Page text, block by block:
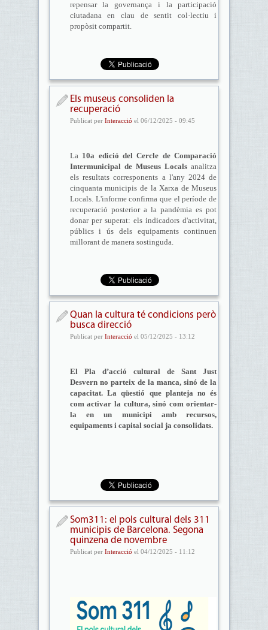
repensar la governança i la participació
ciutadana en clau de sentit col·lectiu i
propòsit compartit.
Els museus consoliden la
recuperació
Publicat per Interacció el 06/12/2025 - 09:45
La 10a edició del Cercle de Comparació
Intermunicipal de Museus Locals analitza
els resultats corresponents a l'any 2024 de
cinquanta municipis de la Xarxa de Museus
Locals. L'informe confirma que el període de
recuperació posterior a la pandèmia es pot
donar per superat: els indicadors d'activitat,
públics i ús dels equipaments continuen
millorant de manera sostinguda.
Quan la cultura té condicions però
busca direcció
Publicat per Interacció el 05/12/2025 - 13:12
El Pla d’acció cultural de Sant Just
Desvern no parteix de la manca, sinó de la
capacitat. La qüestió que planteja no és
com activar la cultura, sinó com orientar-
la en un municipi amb recursos,
equipaments i capital social ja consolidats.
Som311: el pols cultural dels 311
municipis de Barcelona. Segona
quinzena de novembre
Publicat per Interacció el 04/12/2025 - 11:12